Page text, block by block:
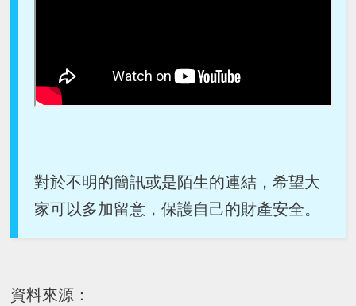
對於不明的簡訊或是陌生的連結，希望大
家可以多加留意，保護自己的財產安全。
資料來源：